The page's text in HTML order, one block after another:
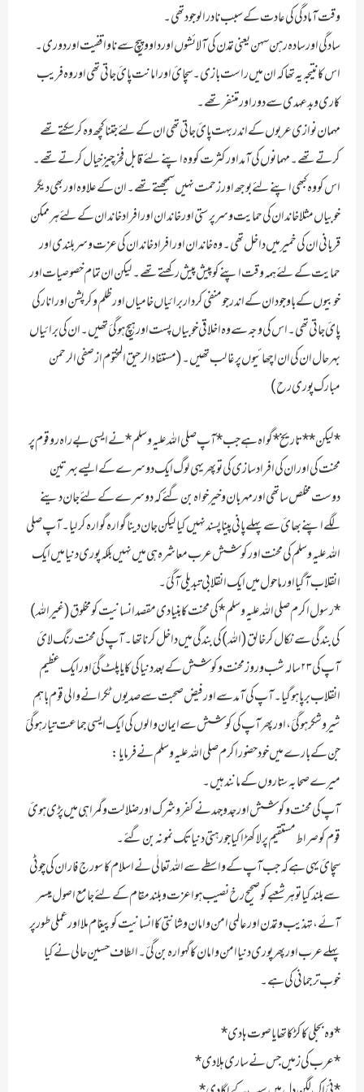
وقت آمادگی کی عادت کے سبب نادر الوجود تھی ۔
سادگی اور سادہ رہن سہن یعنی تمدن کی آلائشوں اور داو و پیچ سے ناواقفیت اور دوری ۔
اس کا نتیجہ یہ تھا کہ ان میں راست بازی ۔ سچائ اور امانت پائ جاتی تھی اور وہ فریب
کاری و بدعہدی سے دور اور متنفر تھے ۔
مہمان نوازی عربوں کے اندر بہت پائ جاتی تھی ان کے لئے جتنا کچھ وہ کرسکتے تھے
کرتے تھے۔ مہمانوں کی آمد اور کثرت کو وہ اپنے لئے قابل فخر چیز خیال کرتے تھے۔
اس کو وہ کبھی اپنے لئے بوجھ اور زحمت نہیں سمجھتے تھے ۔ ان کے علاوہ اور بھی دیگر
خوبیاں مثلا خاندان کی حمایت و سرپرستی اور خاندان اور افراد خاندان کے لئے ہر ممکن
قربانی ان کی خمیر میں داخل تھی ۔ وہ خاندان اور افراد خاندان کی عزت و سربلندی اور
حمایت کے لئے ہمہ وقت اپنے کو پیش پیش رکھتے تھے ۔ لیکن ان تمام خصوصیات اور
خوبیوں کے باوجود ان کے اندر جو منفی کردار برائیاں خامیاں اور ظلم و کرپشن اور انارکی
پائ جاتی تھی ۔ اس کی وجہ سے وہ اخلاقی خوبیاں پست اور ہیچ ہو گئ تھیں ۔ان کی برائیاں
بہر حال ان کی ان اچھائیوں پر غالب تھیں ۔ ( مستفاد الرحیق المختوم از صفی الرحمن
مبارک پوری رح)
*لیکن* *تاریخ* گواہ ہے جب *آپ صلی اللہ علیہ وسلم* نے ایسی بے راہ رو قوم پر
محنت کی اور ان کی افراد سازی کی تو پھر یہی لوگ ایک دوسرے کے ایسے بہرتین
دوست مخلص ساتھی اور مہربان و خیر خواہ بن گئے کہ دوسرے کے لئے جان دینے
لگے اپنے بھائ سے پہلے پانی پینا پسند نہیں کیا لیکن جان دینا گوارہ گوارہ کرلیا ۔ آپ صلی
اللہ علیہ وسلم کی محنت اور کوشش عرب معاشرہ ہی میں نہیں بلکہ پوری دنیا میں ایک
انقلاب آگیا اور ماحول میں ایک انقلابی تبدیلی آگئ ۔
*رسول اکرم صلی اللہ علیہ وسلم* کی محنت کا بنیادی مقصد انسانیت کو مخلوق (غیر اللہ)
کی بندگی سے نکال کر خالق( اللہ) کی بندگی میں داخل کرنا تھا ۔ آپ کی محنت رنگ لائ
آپ کی ۲۳ سالہ شب و روز محنت و کوشش کے بعد دنیا کی کایا پلٹ گئ اور ایک عظیم
انقلاب برپا ہو گیا ۔آپ کی آمد سے اور فیض صحبت سے صدیوں ٹکرانے والی قوم باہم
شیر و شکر ہوگئ، اور پھر آپ کی کوشش سے ایمان والوں کی ایک ایسی جماعت تیار ہوگئ
جن کے بارے میں خود حضور اکرم صلی اللہ علیہ وسلم نے فرمایا :
میرے صحابہ ستاروں کے مانند ہیں ۔
آپ کی محنت و کوشش اور جد و جہد نے کفر و شرک اور ضلالت و گمراہی میں پڑی ہوئ
قوم کو صراط مستقیم پر لا کھڑا کیا جو رہتی دنیا تک نمونہ بن گئے ۔
سچائ یہی ہے کہ جب آپ کے واسطے سے اللہ تعالٰی نے اسلام کا سورج فاران کی چوٹی
سے بلند کیا تو ہر شعبے کو صحیح رخ نصیب ہوا عزت و بلند مقام کے لئے جامع اصول میسر
آئے ،تہذیب و تمدن اور عالمی امن و امان و شانتی کا انسانیت کو پیغام ملا اور عملی طور پر
پہلے عرب اور پھر پوری دنیا امن و امان کا گہوارہ بن گئ ۔ الطاف حسین حالی نے کیا
خوب ترجمانی کی ہے ۔
*وہ بجلی کا کڑکا تھا یا صوت ہادی*
*عرب کی زمیں جس نے ساری ہلا دی*